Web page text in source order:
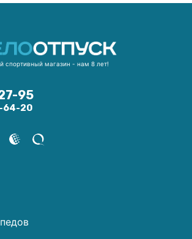
спортивный магазин - нам 8 лет!
95
64-20